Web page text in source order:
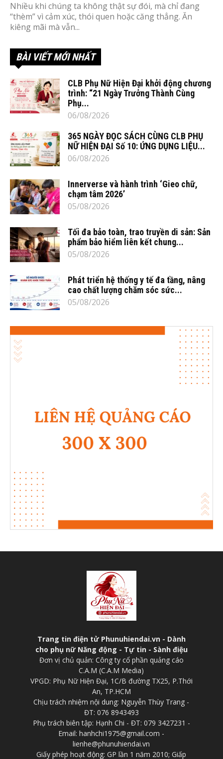
Nhiều khi chúng ta không thật sự đói, mà chỉ đang
“thèm” vì cảm xúc, thói quen hoặc căng thẳng. Ăn
kiêng mãi mà vẫn...
BÀI VIẾT MỚI NHẤT
CLB Phụ Nữ Hiện Đại khởi động chương
trình: “21 Ngày Trưởng Thành Cùng
Phụ...
06/08/2026
365 NGÀY ĐỌC SÁCH CÙNG CLB PHỤ
NỮ HIỆN ĐẠI Số 10: ỨNG DỤNG LIỆU...
06/08/2026
Innerverse và hành trình ‘Gieo chữ,
chạm tâm 2026’
05/08/2026
Tối đa bảo toàn, trao truyền di sản: Sản
phẩm bảo hiểm liên kết chung...
05/08/2026
Phát triển hệ thống y tế đa tầng, nâng
cao chất lượng chăm sóc sức...
05/08/2026
Trang tin điện tử Phunuhiendai.vn - Dành
cho phụ nữ Năng động - Tự tin - Sành điệu
Đơn vị chủ quản: Công ty cổ phần quảng cáo
C.A.M (C.A.M Media)
VPGD: Phụ Nữ Hiện Đại, 1C/B đường TX25, P.Thới
An, TP.HCM
Chịu trách nhiệm nội dung: Nguyễn Thùy Trang -
ĐT: 076 8943493
Phụ trách biên tập: Hạnh Chi - ĐT: 079 3427231 -
Email: hanhchi1975@gmail.com -
lienhe@phunuhiendai.vn
Giấy phép hoạt động: GP lần 1 năm 2010; Giấp